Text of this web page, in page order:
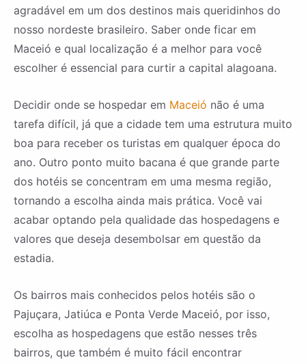
agradável em um dos destinos mais queridinhos do
nosso nordeste brasileiro. Saber onde ficar em
Maceió e qual localização é a melhor para você
escolher é essencial para curtir a capital alagoana.
Decidir onde se hospedar em Maceió não é uma
tarefa difícil, já que a cidade tem uma estrutura muito
boa para receber os turistas em qualquer época do
ano. Outro ponto muito bacana é que grande parte
dos hotéis se concentram em uma mesma região,
tornando a escolha ainda mais prática. Você vai
acabar optando pela qualidade das hospedagens e
valores que deseja desembolsar em questão da
estadia.
Os bairros mais conhecidos pelos hotéis são o
Pajuçara, Jatiúca e Ponta Verde Maceió, por isso,
escolha as hospedagens que estão nesses três
bairros, que também é muito fácil encontrar